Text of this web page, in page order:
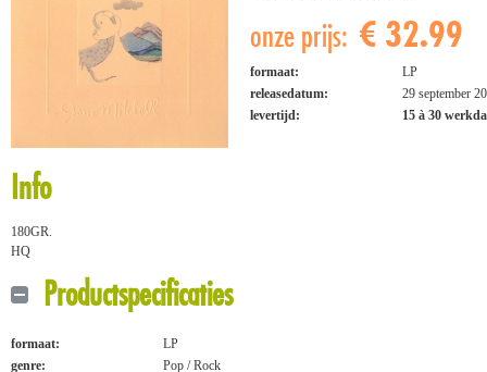
onze prijs: € 32.99
formaat:
LP
releasedatum:
29 september
levertijd:
15 à 30
Info
180GR.
HQ
Productspecificaties
formaat:
LP
genre:
Pop / Rock